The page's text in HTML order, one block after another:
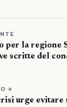
per la regione
scritte del
→
urge evitare